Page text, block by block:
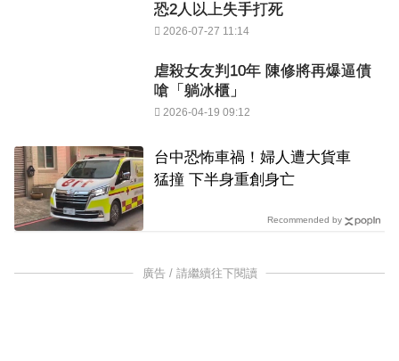
恐2人以上失手打死
2026-07-27 11:14
虐殺女友判10年 陳修將再爆逼債
嗆「躺冰櫃」
2026-04-19 09:12
台中恐怖車禍！婦人遭大貨車
猛撞 下半身重創身亡
Recommended by
廣告 / 請繼續往下閱讀